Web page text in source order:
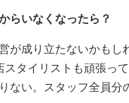
らいなくなったら？
が成り立たないかもし
タイリストも頑張っ
ない。スタッフ全員分